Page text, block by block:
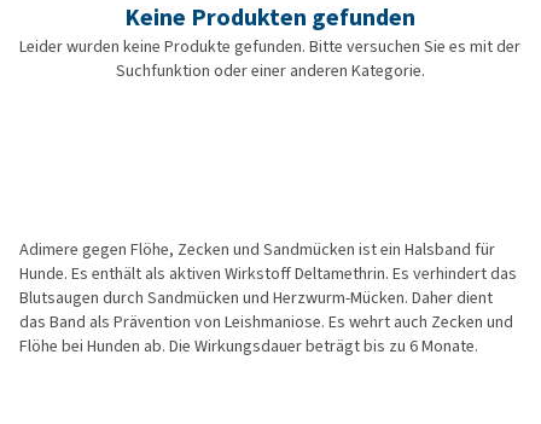
Keine Produkten gefunden
Leider wurden keine Produkte gefunden. Bitte versuchen Sie es mit der
Suchfunktion oder einer anderen Kategorie.
Adimere gegen Flöhe, Zecken und Sandmücken ist ein Halsband für
Hunde. Es enthält als aktiven Wirkstoff Deltamethrin. Es verhindert das
Blutsaugen durch Sandmücken und Herzwurm-Mücken. Daher dient
das Band als Prävention von Leishmaniose. Es wehrt auch Zecken und
Flöhe bei Hunden ab. Die Wirkungsdauer beträgt bis zu 6 Monate.